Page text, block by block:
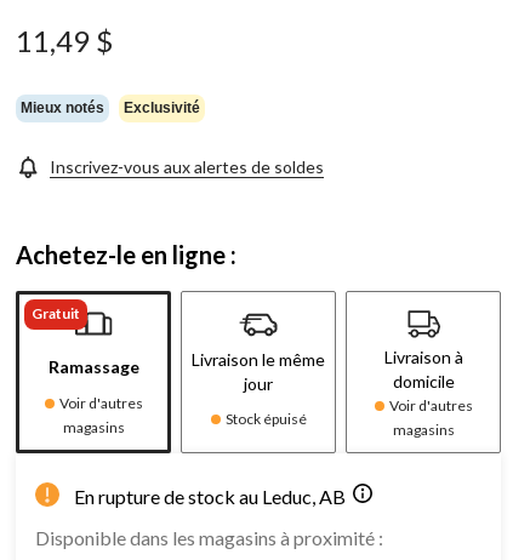
la
même
page.
11,49 $
Mieux notés Exclusivité
Inscrivez-vous aux alertes de soldes
Achetez-le en ligne :
Gratuit
Ramassage
Voir d'autres
magasins
Livraison le même
jour
Stock épuisé
Livraison à
domicile
Voir d'autres
magasins
En rupture de stock au Leduc, AB
Disponible dans les magasins à proximité :